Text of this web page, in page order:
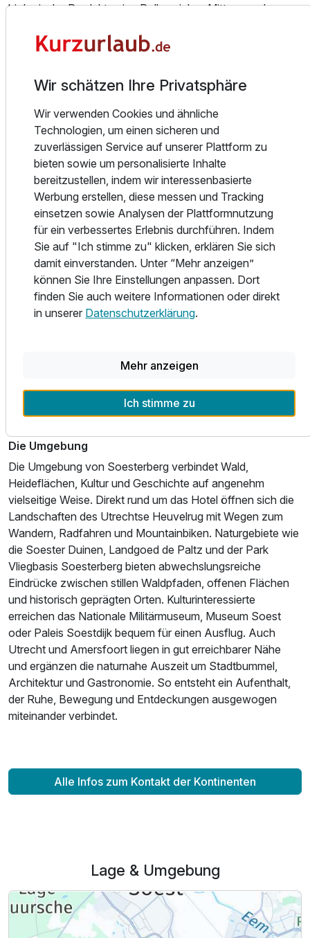
Einzelzimmer Premium
1 Erwachsenen und 1 Kind
Ausstattung
Einzelzimmer Standard
1 Erwachsenen und 1 Kind
Für 4 Tage p.P. ab345,00 €
biologische Produkte eine Rolle spielen. Mittags und
saisonalen Zutaten und einem Blick für regionale Qualität.
verschiedenen Kulturen zu einer besonderen Atmosphäre.
Ob gesundes Frühstück, entspannter Lunch, À-la-carte-
Dinner, Drink an der Bar oder eine Pause auf der sonnigen
Terrasse mit Blick in den grünen Garten – KonneKt ist der
zentrale Treffpunkt des Hotels.
Wellness & Freizeit
Rund um das Hotel Kontakt der Kontinenten finden Sie viel
Raum, um zur Ruhe zu kommen oder aktiv zu werden. Der
Waldgarten mit Sitzsäcken, Picknicktischen, Hängematten
und ruhigen Plätzen im Grünen eignet sich für entspannte
Pausen ebenso wie für gemeinsame Aktivitäten im Freien.
Für Wellnessmomente liegt Thermen Soesterberg nur
wenige Gehminuten entfernt und ist über einen Waldweg
erreichbar. Dort erwarten Sie unter anderem mehrere
die separat gebucht werden können. Wer Bewegung
bevorzugt, startet direkt in die waldreiche Umgebung zum
Spazierengehen, Radfahren oder für Ausflüge in die Natur.
Fahrräder können nach Verfügbarkeit gemietet werden.
Die Umgebung
Die Umgebung von Soesterberg verbindet Wald,
Heideflächen, Kultur und Geschichte auf angenehm
vielseitige Weise. Direkt rund um das Hotel öffnen sich die
Landschaften des Utrechtse Heuvelrug mit Wegen zum
Wandern, Radfahren und Mountainbiken. Naturgebiete wie
die Soester Duinen, Landgoed de Paltz und der Park
Vliegbasis Soesterberg bieten abwechslungsreiche
Eindrücke zwischen stillen Waldpfaden, offenen Flächen
und historisch geprägten Orten. Kulturinteressierte
erreichen das Nationale Militärmuseum, Museum Soest
oder Paleis Soestdijk bequem für einen Ausflug. Auch
Utrecht und Amersfoort liegen in gut erreichbarer Nähe
und ergänzen die naturnahe Auszeit um Stadtbummel,
Architektur und Gastronomie. So entsteht ein Aufenthalt,
der Ruhe, Bewegung und Entdeckungen ausgewogen
miteinander verbindet.
Alle Infos zum Kontakt der Kontinenten
Lage & Umgebung
Wir schätzen Ihre Privatsphäre
Wir verwenden Cookies und ähnliche
Technologien, um einen sicheren und
zuverlässigen Service auf unserer Plattform zu
bieten sowie um personalisierte Inhalte
bereitzustellen, indem wir interessenbasierte
Werbung erstellen, diese messen und Tracking
einsetzen sowie Analysen der Plattformnutzung
für ein verbessertes Erlebnis durchführen. Indem
Sie auf "Ich stimme zu" klicken, erklären Sie sich
damit einverstanden. Unter “Mehr anzeigen”
können Sie Ihre Einstellungen anpassen. Dort
finden Sie auch weitere Informationen oder direkt
in unserer Datenschutzerklärung.
Mehr anzeigen
Ich stimme zu